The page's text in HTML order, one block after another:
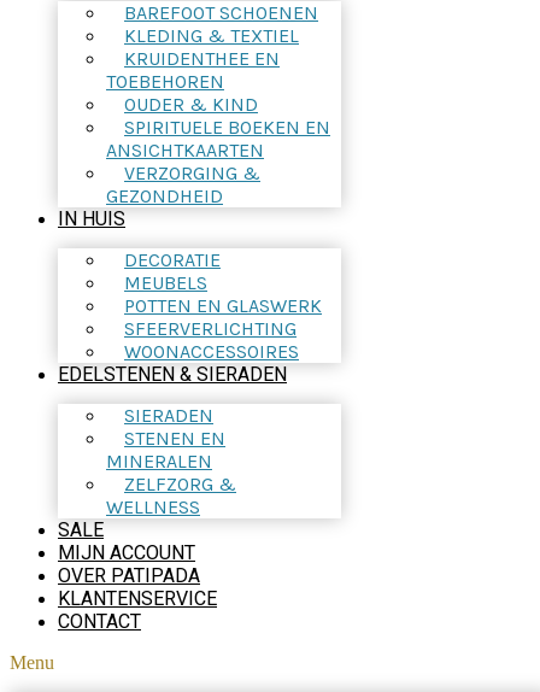
BAREFOOT SCHOENEN
KLEDING & TEXTIEL
KRUIDENTHEE EN
TOEBEHOREN
OUDER & KIND
SPIRITUELE BOEKEN EN
ANSICHTKAARTEN
VERZORGING &
GEZONDHEID
IN HUIS
DECORATIE
MEUBELS
POTTEN EN GLASWERK
SFEERVERLICHTING
WOONACCESSOIRES
EDELSTENEN & SIERADEN
SIERADEN
STENEN EN
MINERALEN
ZELFZORG &
WELLNESS
SALE
MIJN ACCOUNT
OVER PATIPADA
KLANTENSERVICE
CONTACT
Menu